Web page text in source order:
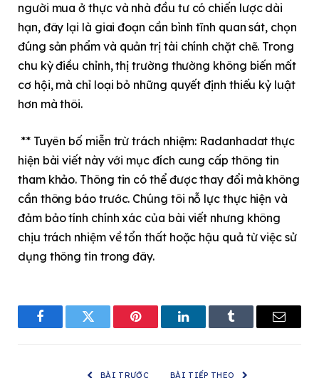
người mua ở thực và nhà đầu tư có chiến lược dài
hạn, đây lại là giai đoạn cần bình tĩnh quan sát, chọn
đúng sản phẩm và quản trị tài chính chặt chẽ. Trong
chu kỳ điều chỉnh, thị trường thường không biến mất
cơ hội, mà chỉ loại bỏ những quyết định thiếu kỷ luật
hơn mà thôi.
** Tuyên bố miễn trừ trách nhiệm: Radanhadat thực
hiện bài viết này với mục đích cung cấp thông tin
tham khảo. Thông tin có thể được thay đổi mà không
cần thông báo trước. Chúng tôi nỗ lực thực hiện và
đảm bảo tính chính xác của bài viết nhưng không
chịu trách nhiệm về tổn thất hoặc hậu quả từ việc sử
dụng thông tin trong đây.
FacebookTwitter Pinterest LinkedInTumblr Email
BÀI TRƯỚC BÀI TIẾP THEO